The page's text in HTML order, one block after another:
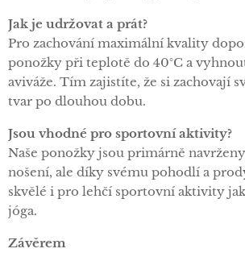
Jak je udržovat a prát?
Pro zachování maximální kvality
ponožky při teplotě do 40°C a
aviváže. Tím zajistíte, že si zachovají
tvar po dlouhou dobu.
Jsou vhodné pro sportovní aktivity?
Naše ponožky jsou primárně
nošení, ale díky svému pohodlí a
skvělé i pro lehčí sportovní aktivity
jóga.
Závěrem